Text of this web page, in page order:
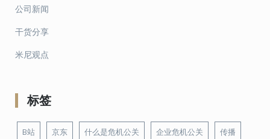
公司新闻
干货分享
米尼观点
标签
B站 京东 什么是危机公关 企业危机公关 传播